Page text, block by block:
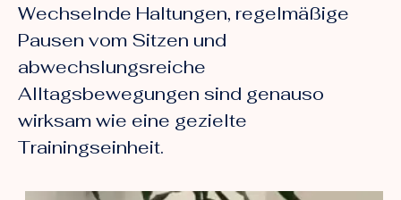
Wechselnde Haltungen, regelmäßige
Pausen vom Sitzen und
abwechslungsreiche
Alltagsbewegungen sind genauso
wirksam wie eine gezielte
Trainingseinheit.